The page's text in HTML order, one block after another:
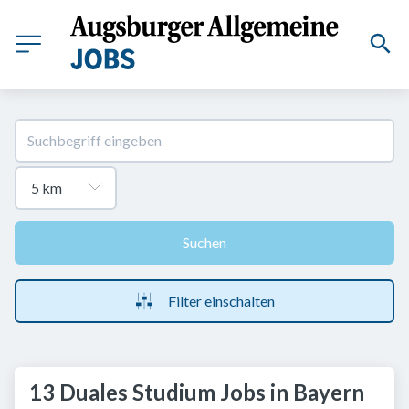
Suchen
Filter einschalten
13 Duales Studium Jobs in Bayern